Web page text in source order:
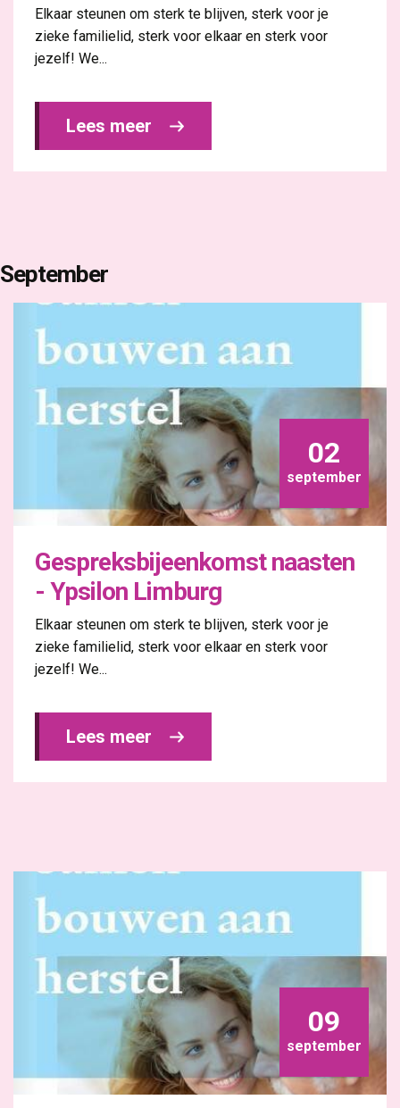
Elkaar steunen om sterk te blijven, sterk voor je
zieke familielid, sterk voor elkaar en sterk voor
jezelf! We...
Lees meer
September
02
september
Gespreksbijeenkomst naasten
- Ypsilon Limburg
Elkaar steunen om sterk te blijven, sterk voor je
zieke familielid, sterk voor elkaar en sterk voor
jezelf! We...
Lees meer
09
september